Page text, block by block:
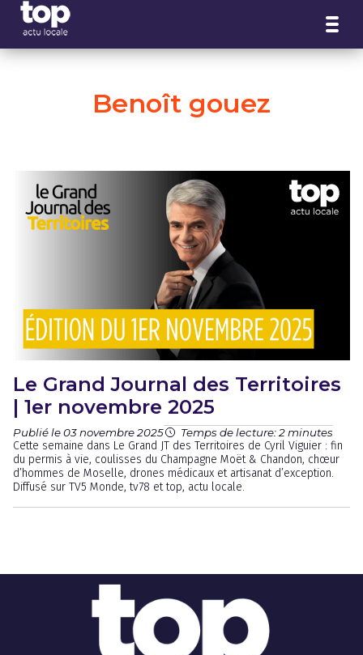
Benoît gouez
Le Grand Journal des Territoires
| 1er novembre 2025
Publié le 03 novembre 2025 Temps de lecture: 2 minutes
Cette semaine dans Le Grand JT des Territoires de Cyril Viguier : fin
du permis à vie, coulisses du Champagne Moët & Chandon, chœur
d’hommes de Moselle, drones médicaux et artisanat d’exception.
Diffusé sur TV5 Monde, tv78 et top, actu locale.
Panneau de gestion des cookies